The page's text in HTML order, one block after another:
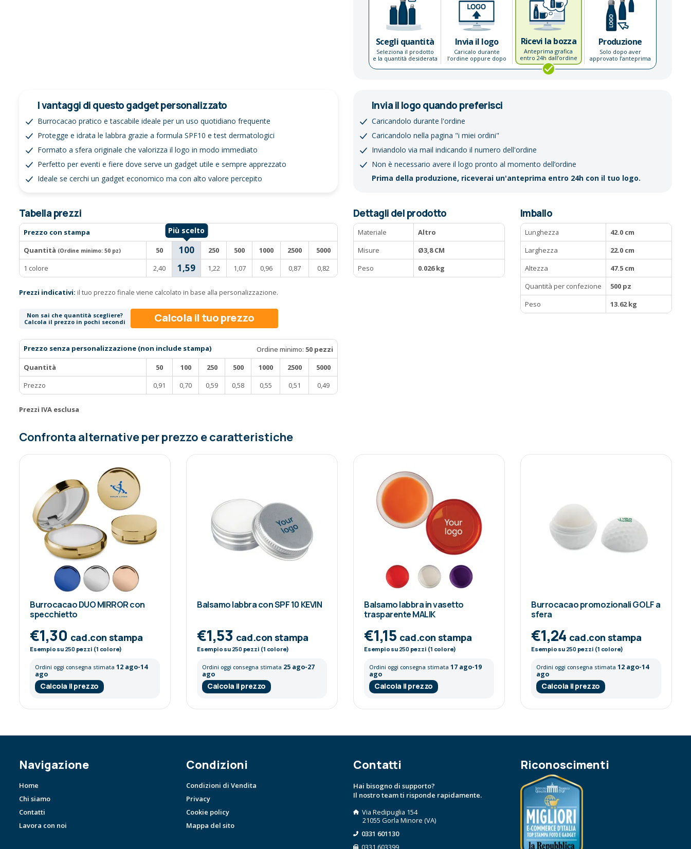
Scegli quantità
Seleziona il prodotto
e la quantità desiderata
Invia il logo
Caricalo durante
l’ordine oppure dopo
Ricevi la bozza
Anteprima grafica
entro 24h dall’ordine
Produzione
Solo dopo aver
approvato l’anteprima
I vantaggi di questo gadget personalizzato
Burrocacao pratico e tascabile ideale per un uso quotidiano frequente
Protegge e idrata le labbra grazie a formula SPF10 e test dermatologici
Formato a sfera originale che valorizza il logo in modo immediato
Perfetto per eventi e fiere dove serve un gadget utile e sempre apprezzato
Ideale se cerchi un gadget economico ma con alto valore percepito
Tabella prezzi
Prezzo con stampa
Quantità (Ordine minimo: 50 pz) 50 100 250 500 1000 2500
5000
1 colore
2,40 1,59 1,22 1,07 0,96 0,87 0,82
Prezzi indicativi: il tuo prezzo finale viene calcolato in base alla personalizzazione.
Non sai che quantità scegliere?
Calcola il prezzo in pochi secondi
Calcola il tuo prezzo
Prezzo senza personalizzazione (non include stampa) Ordine minimo: 50 pezzi
Quantità
50 100 250 500 1000 2500
5000
Prezzo
0,91 0,70 0,59 0,58 0,55 0,51 0,49
Prezzi IVA esclusa
Invia il logo quando preferisci
Caricandolo durante l'ordine
Caricandolo nella pagina "i miei ordini"
Inviandolo via mail indicando il numero dell'ordine
Non è necessario avere il logo pronto al momento dell’ordine
Prima della produzione, riceverai un'anteprima entro 24h con il tuo logo.
Dettagli del prodotto
Materiale
Altro
Misure
Ø3,8 CM
Peso
0.026 kg
Imballo
Lunghezza
42.0 cm
Larghezza
22.0 cm
Altezza
47.5 cm
Quantità per confezione
500 pz
Peso
13.62 kg
Confronta alternative per prezzo e caratteristiche
Burrocacao DUO MIRROR con
specchietto
€1,30 cad.con stampa
Esempio su 250pezzi (1 colore)
Ordini oggi consegna stimata 12 ago-14
ago
Calcola il prezzo
Balsamo labbra con SPF 10 KEVIN
€1,53 cad.con stampa
Esempio su 250pezzi (1 colore)
Ordini oggi consegna stimata 25 ago-27
ago
Calcola il prezzo
Balsamo labbra in vasetto
trasparente MALIK
€1,15 cad.con stampa
Esempio su 250pezzi (1 colore)
Ordini oggi consegna stimata 17 ago-19
ago
Calcola il prezzo
Burrocacao promozionali GOLF a
sfera
€1,24 cad.con stampa
Esempio su 250pezzi (1 colore)
Ordini oggi consegna stimata 12 ago-14
ago
Calcola il prezzo
Navigazione
Home
Chi siamo
Contatti
Lavora con noi
Condizioni
Condizioni di Vendita
Privacy
Cookie policy
Mappa del sito
Contatti
Hai bisogno di supporto?
Il nostro team ti risponde rapidamente.
Via Redipuglia 154
21055 Gorla Minore (VA)
0331 601130
0331 603399
Riconoscimenti